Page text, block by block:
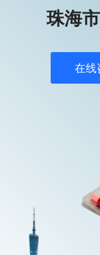
珠海
在线